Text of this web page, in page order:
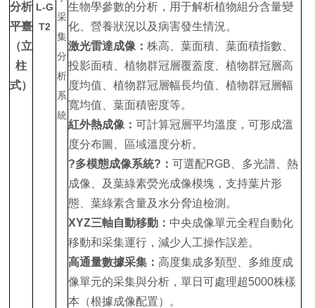
分析
平臺
（立
柱
式）
L-G
T2
生物學參數的分析，用于解析植物組分含量變
化、營養狀況以及病害發生情況。
激光雷達成像：株高、葉面積、葉面積指數、
投影面積、植物群冠層覆蓋度、植物群冠層高
度均值、植物群冠層幅長均值、植物群冠層幅
寬均值、葉面積密度等。
紅外熱成像 ：可計算冠層平均溫度，可形成溫
度分布圖、區域溫度分析。
?多模態成像系統?：可選配RGB、多光譜、熱
成像、及葉綠素熒光成像模塊，支持葉片形
態、葉綠素含量及水分脅迫檢測。
XYZ三軸自動移動： 中央成像單元全程自動化
移動和采集運行，減少人工操作誤差。
高通量數據采集：高度集成多類型、多維度成
像單元的采集與分析，單日可處理超5000株樣
本（根據成像配置）。